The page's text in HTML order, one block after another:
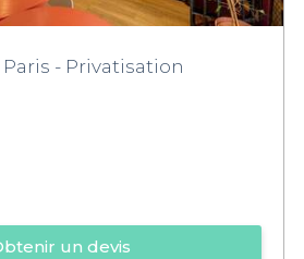
- Privatisation
un devis